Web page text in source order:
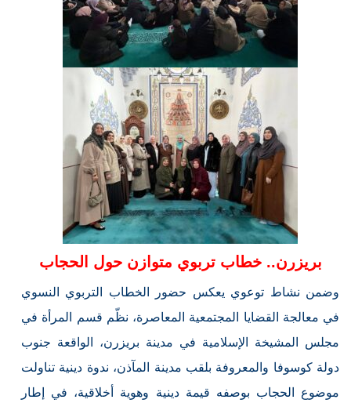
بريزرن.. خطاب تربوي متوازن حول الحجاب
وضمن نشاط توعوي يعكس حضور الخطاب التربوي النسوي
في معالجة القضايا المجتمعية المعاصرة، نظّم قسم المرأة في
مجلس المشيخة الإسلامية في مدينة بريزرن، الواقعة جنوب
دولة كوسوفا والمعروفة بلقب مدينة المآذن، ندوة دينية تناولت
موضوع الحجاب بوصفه قيمة دينية وهوية أخلاقية، في إطار